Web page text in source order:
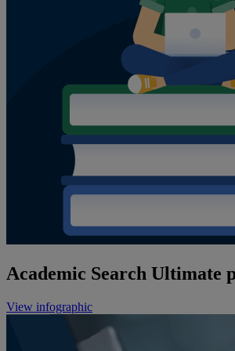
Academic Search Ultimate
View infographic